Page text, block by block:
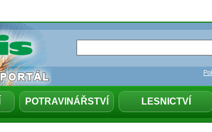
POTRAVINÁŘSTVÍ LESNICTVÍ